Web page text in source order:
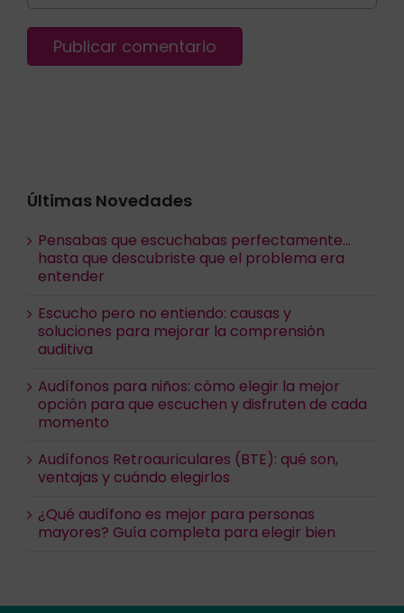
Últimas Novedades
Pensabas que escuchabas perfectamente…
hasta que descubriste que el problema era
entender
Escucho pero no entiendo: causas y
soluciones para mejorar la comprensión
auditiva
Audífonos para niños: cómo elegir la mejor
opción para que escuchen y disfruten de cada
momento
Audífonos Retroauriculares (BTE): qué son,
ventajas y cuándo elegirlos
¿Qué audífono es mejor para personas
mayores? Guía completa para elegir bien